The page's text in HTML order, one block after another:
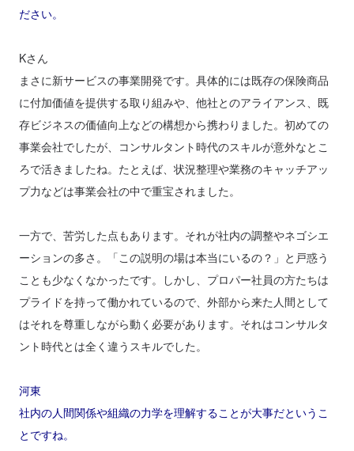
ださい。
Kさん
まさに新サービスの事業開発です。具体的には既存の保険商品
に付加価値を提供する取り組みや、他社とのアライアンス、既
存ビジネスの価値向上などの構想から携わりました。初めての
事業会社でしたが、コンサルタント時代のスキルが意外なとこ
ろで活きましたね。たとえば、状況整理や業務のキャッチアッ
プ力などは事業会社の中で重宝されました。
一方で、苦労した点もあります。それが社内の調整やネゴシエ
ーションの多さ。「この説明の場は本当にいるの？」と戸惑う
ことも少なくなかったです。しかし、プロパー社員の方たちは
プライドを持って働かれているので、外部から来た人間として
はそれを尊重しながら動く必要があります。それはコンサルタ
ント時代とは全く違うスキルでした。
河東
社内の人間関係や組織の力学を理解することが大事だというこ
とですね。